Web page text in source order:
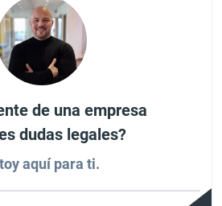
de una empresa
dudas legales?
aquí para ti.